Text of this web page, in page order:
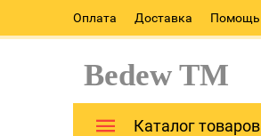
Оплата Доставка Помощь
Bedew TM
Каталог товаров